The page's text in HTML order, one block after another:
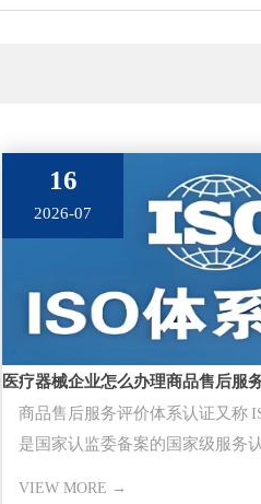
16
2026-07
医疗器械企业怎么办理商品售后服
商品售后服务评价体系认证又称
是国家认监委备案的国家级服务
VIEW MORE →